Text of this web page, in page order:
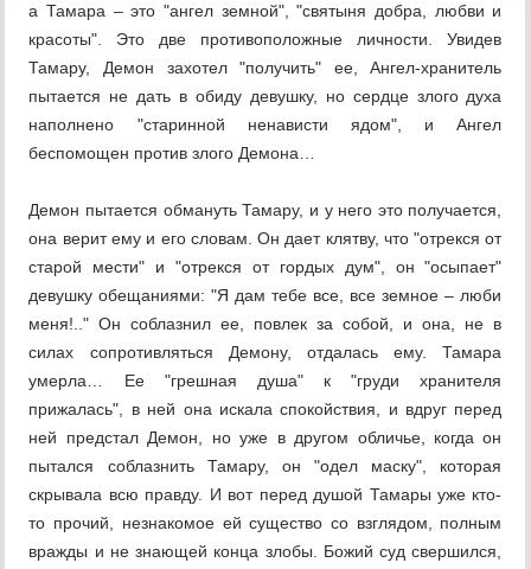
а Тамара – это "ангел земной", "святыня добра, любви и
красоты". Это две противоположные личности. Увидев
Тамару, Демон захотел "получить" ее, Ангел-хранитель
пытается не дать в обиду девушку, но сердце злого духа
наполнено "старинной ненависти ядом", и Ангел
беспомощен против злого Демона…
Демон пытается обмануть Тамару, и у него это получается,
она верит ему и его словам. Он дает клятву, что "отрекся от
старой мести" и "отрекся от гордых дум", он "осыпает"
девушку обещаниями: "Я дам тебе все, все земное – люби
меня!.." Он соблазнил ее, повлек за собой, и она, не в
силах сопротивляться Демону, отдалась ему. Тамара
умерла… Ее "грешная душа" к "груди хранителя
прижалась", в ней она искала спокойствия, и вдруг перед
ней предстал Демон, но уже в другом обличье, когда он
пытался соблазнить Тамару, он "одел маску", которая
скрывала всю правду. И вот перед душой Тамары уже кто-
то прочий, незнакомое ей существо со взглядом, полным
вражды и не знающей конца злобы. Божий суд свершился,